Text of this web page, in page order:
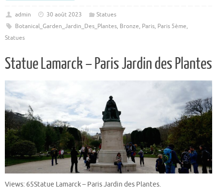
admin 30 août 2023
Statues
Botanical_Garden_Jardin_Des_Plantes, Bronze, Paris, Paris 5ème,
Statues
Statue Lamarck – Paris Jardin des Plantes
Views: 65Statue Lamarck – Paris Jardin des Plantes.